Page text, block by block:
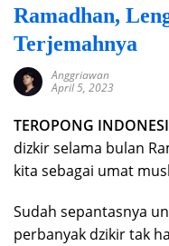
Ramadhan,
Terjemahnya
Anggriawan
April 5, 2023
TEROPONG
dizkir selama bulan
kita sebagai umat
Sudah sepantasnya
perbanyak dzikir tak